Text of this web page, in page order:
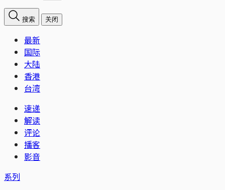
搜索 关闭
最新
国际
大陆
香港
台湾
速递
解读
评论
播客
影音
系列